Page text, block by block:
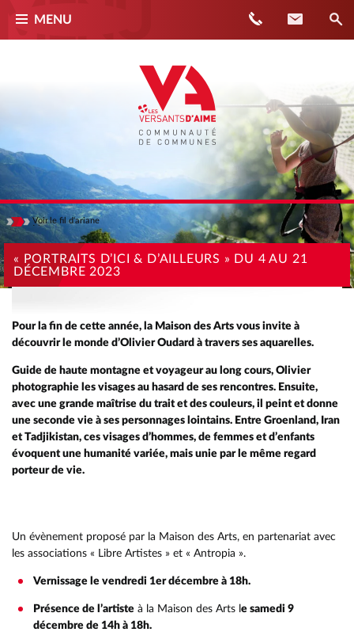
Téléphone Contact
MENU
ACTUALITÉS
Voir
Masquer
le fil d'ariane
« PORTRAITS D’ICI & D’AILLEURS » DU 4 AU 21
DÉCEMBRE 2023
Pour la fin de cette année, la Maison des Arts vous invite à
découvrir le monde d’Olivier Oudard à travers ses aquarelles.
Guide de haute montagne et voyageur au long cours, Olivier
photographie les visages au hasard de ses rencontres. Ensuite,
avec une grande maîtrise du trait et des couleurs, il peint et donne
une seconde vie à ses personnages lointains. Entre Groenland, Iran
et Tadjikistan, ces visages d’hommes, de femmes et d’enfants
évoquent une humanité variée, mais unie par le même regard
porteur de vie.
Un évènement proposé par la Maison des Arts, en partenariat avec
les associations « Libre Artistes » et « Antropia ».
Vernissage le vendredi 1er décembre à 18h.
Présence de l’artiste à la Maison des Arts l e samedi 9
décembre de 14h à 18h.